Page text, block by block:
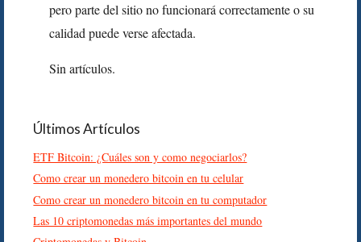
pero parte del sitio no funcionará correctamente o su
calidad puede verse afectada.
Sin artículos.
Últimos Artículos
ETF Bitcoin: ¿Cuáles son y como negociarlos?
Como crear un monedero bitcoin en tu celular
Como crear un monedero bitcoin en tu computador
Las 10 criptomonedas más importantes del mundo